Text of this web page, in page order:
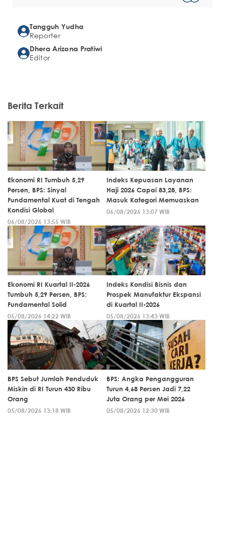
Tangguh Yudha
Reporter
Dhera Arizona Pratiwi
Editor
Berita Terkait
Ekonomi RI Tumbuh 5,29
Persen, BPS: Sinyal
Fundamental Kuat di Tengah
Kondisi Global
06/08/2026 13:55 WIB
Indeks Kepuasan Layanan
Haji 2026 Capai 83,28, BPS:
Masuk Kategori Memuaskan
06/08/2026 13:07 WIB
Ekonomi RI Kuartal II-2026
Tumbuh 5,29 Persen, BPS:
Fundamental Solid
05/08/2026 14:22 WIB
Indeks Kondisi Bisnis dan
Prospek Manufaktur Ekspansi
di Kuartal II-2026
05/08/2026 13:43 WIB
BPS Sebut Jumlah Penduduk
Miskin di RI Turun 430 Ribu
Orang
05/08/2026 13:18 WIB
BPS: Angka Pengangguran
Turun 4,68 Persen Jadi 7,22
Juta Orang per Mei 2026
05/08/2026 12:30 WIB